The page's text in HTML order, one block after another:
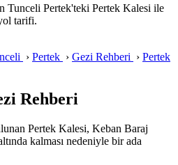
Tunceli Pertek'teki Pertek Kalesi ile
tarifi.
› Pertek › Gezi Rehberi › Pertek
Rehberi
Pertek Kalesi, Keban Baraj
kalması nedeniyle bir ada